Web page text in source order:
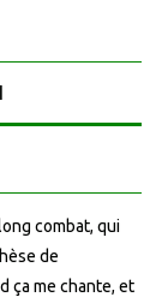
combat, qui
de
ça me chante, et